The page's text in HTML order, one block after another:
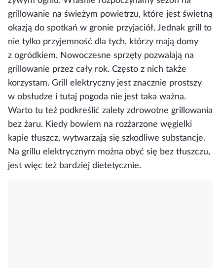
grillowanie na świeżym powietrzu, które jest świetną
okazją do spotkań w gronie przyjaciół. Jednak grill to
nie tylko przyjemność dla tych, którzy mają domy
z ogródkiem. Nowoczesne sprzęty pozwalają na
grillowanie przez cały rok. Często z nich także
korzystam. Grill elektryczny jest znacznie prostszy
w obsłudze i tutaj pogoda nie jest taka ważna.
Warto tu też podkreślić zalety zdrowotne grillowania
bez żaru. Kiedy bowiem na rozżarzone węgielki
kapie tłuszcz, wytwarzają się szkodliwe substancje.
Na grillu elektrycznym można obyć się bez tłuszczu,
jest więc też bardziej dietetycznie.